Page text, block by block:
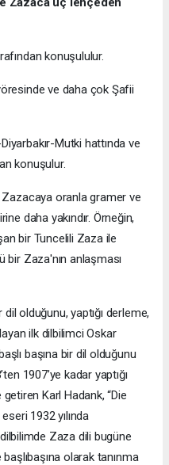
konuşululur.
ve daha çok Şafii
Mutki hattında ve
konuşulur.
oranla gramer ve
daha yakındır. Örneğin,
bir Tuncelili Zaza ile
Zaza'nın anlaşması
dil olduğunu, yaptığı derleme,
ilk dilbilimci Oskar
başına bir dil olduğunu
1907’ye kadar yaptığı
getiren Karl Hadank, “Die
1932 yılında
Zaza dili bugüne
olarak tanınma